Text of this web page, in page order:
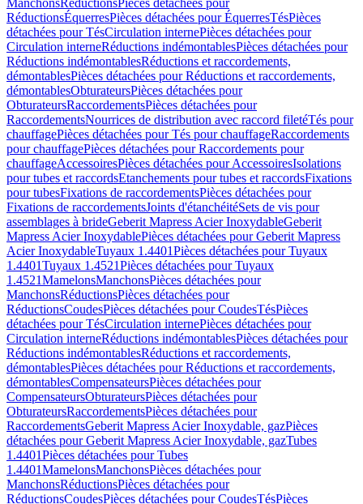
ManchonsRéductionsPièces détachées pour
RéductionsÉquerresPièces détachées pour ÉquerresTésPièces
détachées pour TésCirculation internePièces détachées pour
Circulation interneRéductions indémontablesPièces détachées pour
Réductions indémontablesRéductions et raccordements,
démontablesPièces détachées pour Réductions et raccordements,
démontablesObturateursPièces détachées pour
ObturateursRaccordementsPièces détachées pour
RaccordementsNourrices de distribution avec raccord filetéTés pour
chauffagePièces détachées pour Tés pour chauffageRaccordements
pour chauffagePièces détachées pour Raccordements pour
chauffageAccessoiresPièces détachées pour AccessoiresIsolations
pour tubes et raccordsEtanchements pour tubes et raccordsFixations
pour tubesFixations de raccordementsPièces détachées pour
Fixations de raccordementsJoints d'étanchéitéSets de vis pour
assemblages à brideGeberit Mapress Acier InoxydableGeberit
Mapress Acier InoxydablePièces détachées pour Geberit Mapress
Acier InoxydableTuyaux 1.4401Pièces détachées pour Tuyaux
1.4401Tuyaux 1.4521Pièces détachées pour Tuyaux
1.4521MamelonsManchonsPièces détachées pour
ManchonsRéductionsPièces détachées pour
RéductionsCoudesPièces détachées pour CoudesTésPièces
détachées pour TésCirculation internePièces détachées pour
Circulation interneRéductions indémontablesPièces détachées pour
Réductions indémontablesRéductions et raccordements,
démontablesPièces détachées pour Réductions et raccordements,
démontablesCompensateursPièces détachées pour
CompensateursObturateursPièces détachées pour
ObturateursRaccordementsPièces détachées pour
RaccordementsGeberit Mapress Acier Inoxydable, gazPièces
détachées pour Geberit Mapress Acier Inoxydable, gazTubes
1.4401Pièces détachées pour Tubes
1.4401MamelonsManchonsPièces détachées pour
ManchonsRéductionsPièces détachées pour
RéductionsCoudesPièces détachées pour CoudesTésPièces